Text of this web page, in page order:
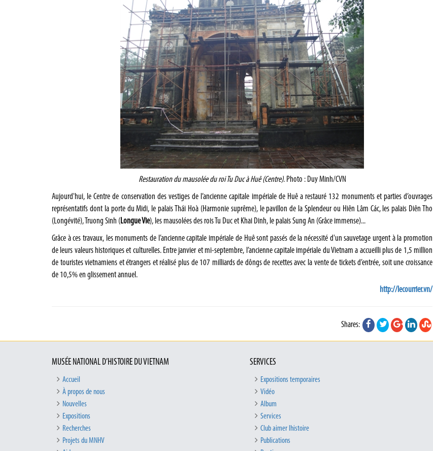
Restauration du mausolée du roi Tu Duc à Huê (Centre). Photo : Duy Minh/CVN
Aujourd'hui, le Centre de conservation des vestiges de l’ancienne capitale impériale de Huê a restauré 132 monuments et parties d’ouvrages
représentatifs dont la porte du Midi, le palais Thái Hoà (Harmonie suprême), le pavillon de la Splendeur ou Hiên Lâm Các, les palais Diên Tho
(Longévité), Truong Sinh (Longue Vie), les mausolées des rois Tu Duc et Khai Dinh, le palais Sung An (Grâce immense)...
Grâce à ces travaux, les monuments de l’ancienne capitale impériale de Huê sont passés de la nécessité d'un sauvetage urgent à la promotion
de leurs valeurs historiques et culturelles. Entre janvier et mi-septembre, l’ancienne capitale impériale du Vietnam a accueilli plus de 1,5 million
de touristes vietnamiens et étrangers et réalisé plus de 107 milliards de dôngs de recettes avec la vente de tickets d’entrée, soit une croissance
de 10,5% en glissement annuel.
http://lecourrier.vn/
Shares:
MUSÉE NATIONAL D’HISTOIRE DU VIETNAM
Accueil
À propos de nous
Nouvelles
Expositions
Recherches
Projets du MNHV
SERVICES
Expositions temporaires
Vidéo
Album
Services
Club aimer lhistoire
Publications